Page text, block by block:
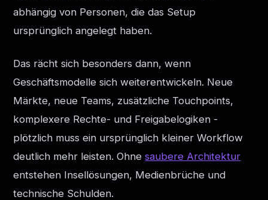
abhängig von Personen, die das Setup
ursprünglich angelegt haben.
Das rächt sich besonders dann, wenn
Geschäftsmodelle sich weiterentwickeln. Neue
Märkte, neue Teams, zusätzliche Touchpoints,
komplexere Rechte- und Freigabelogiken -
plötzlich muss ein ursprünglich kleiner Workflow
deutlich mehr leisten. Ohnesaubere Architektur
entstehen Insellösungen, Medienbrüche und
technische Schulden.